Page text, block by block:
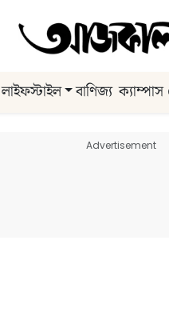
লাইফস্টাইল বাণিজ্য
Advertisement